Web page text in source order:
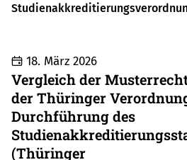
18. März 2026
Vergleich der
der Thüringer
Durchführung des
(Thüringer